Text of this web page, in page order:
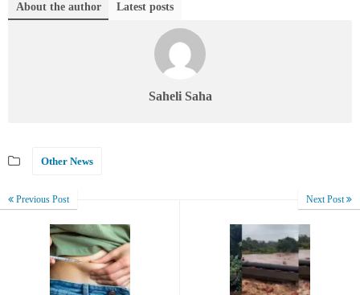
About the author Latest posts
Saheli Saha
Other News
Previous Post Next Post